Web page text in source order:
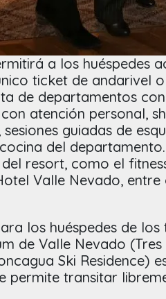
a los huéspedes
ticket de andarivel
de departamentos
atención personal,
guiadas de
del
resort, como el
Valle Nevado,
los huéspedes de
de Valle Nevado (Tres
Ski Residence)
permite transitar